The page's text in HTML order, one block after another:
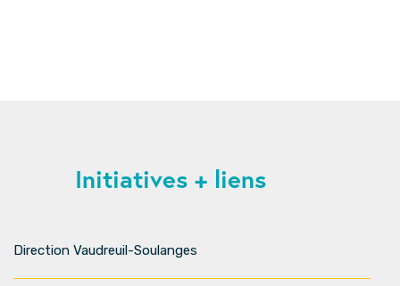
Initiatives + liens
Direction Vaudreuil-Soulanges